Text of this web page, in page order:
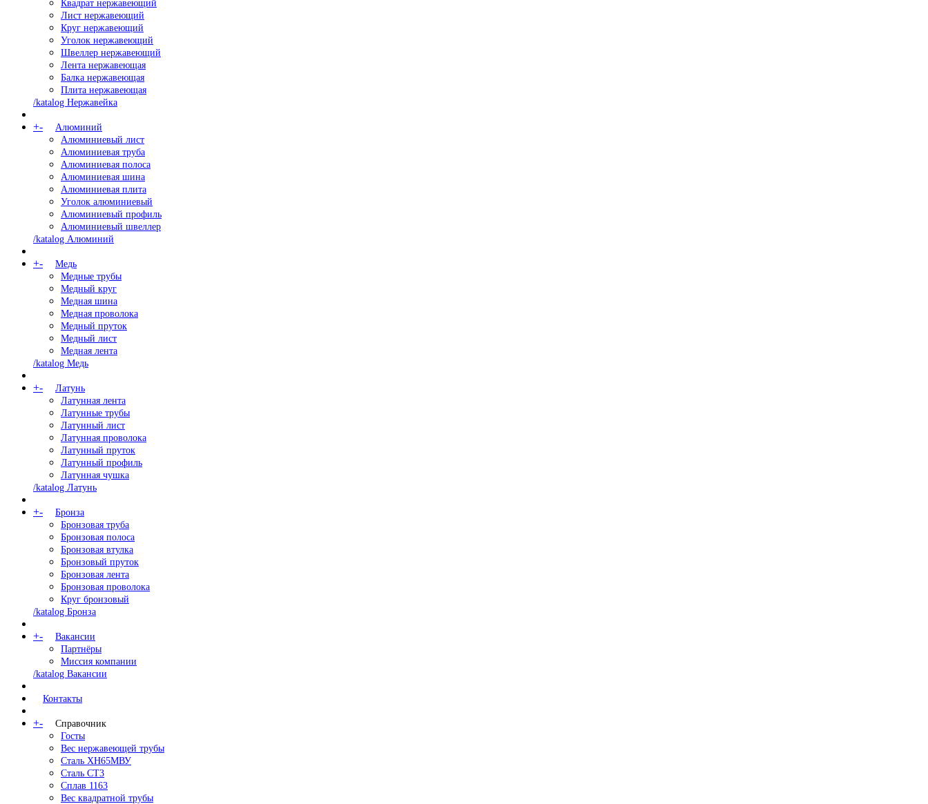
Квадрат нержавеющий
Лист нержавеющий
Круг нержавеющий
Уголок нержавеющий
Швеллер нержавеющий
Лента нержавеющая
Балка нержавеющая
Плита нержавеющая
/katalog Нержавейка
+-
Алюминий
Алюминиевый лист
Алюминиевая труба
Алюминиевая полоса
Алюминиевая шина
Алюминиевая плита
Уголок алюминиевый
Алюминиевый профиль
Алюминиевый швеллер
/katalog Алюминий
+-
Медь
Медные трубы
Медный круг
Медная шина
Медная проволока
Медный пруток
Медный лист
Медная лента
/katalog Медь
+-
Латунь
Латунная лента
Латунные трубы
Латунный лист
Латунная проволока
Латунный пруток
Латунный профиль
Латунная чушка
/katalog Латунь
+-
Бронза
Бронзовая труба
Бронзовая полоса
Бронзовая втулка
Бронзовый пруток
Бронзовая лента
Бронзовая проволока
Круг бронзовый
/katalog Бронза
+-
Вакансии
Партнёры
Миссия компании
/katalog Вакансии
Контакты
+-
Справочник
Госты
Вес нержавеющей трубы
Сталь ХН65МВУ
Сталь СТ3
Сплав 1163
Вес квадратной трубы